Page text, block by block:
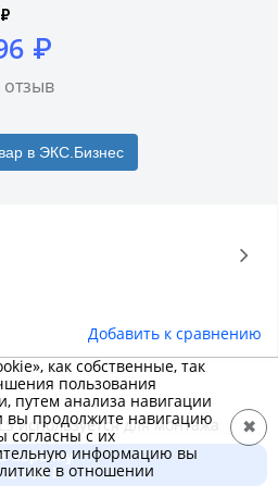
₽
₽
отзыв
в ЭКС.Бизнес
Добавить к сравнению
используется для монтажа
общественных и
Монтаж кабеля возможен
корзину
1 496 ₽
как собственные, так
пользования
путем анализа навигации
вы продолжите навигацию
согласны с их
информацию вы
в отношении
✖